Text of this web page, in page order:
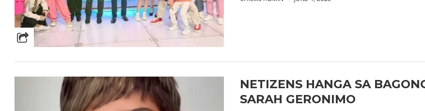
NETIZENS HANGA SA
SARAH GERONIMO